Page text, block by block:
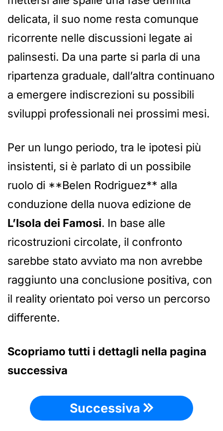
delicata, il suo nome resta comunque
ricorrente nelle discussioni legate ai
palinsesti. Da una parte si parla di una
ripartenza graduale, dall’altra continuano
a emergere indiscrezioni su possibili
sviluppi professionali nei prossimi mesi.
Per un lungo periodo, tra le ipotesi più
insistenti, si è parlato di un possibile
ruolo di **Belen Rodriguez** alla
conduzione della nuova edizione de
L’Isola dei Famosi. In base alle
ricostruzioni circolate, il confronto
sarebbe stato avviato ma non avrebbe
raggiunto una conclusione positiva, con
il reality orientato poi verso un percorso
differente.
Scopriamo tutti i dettagli nella pagina
successiva
Successiva